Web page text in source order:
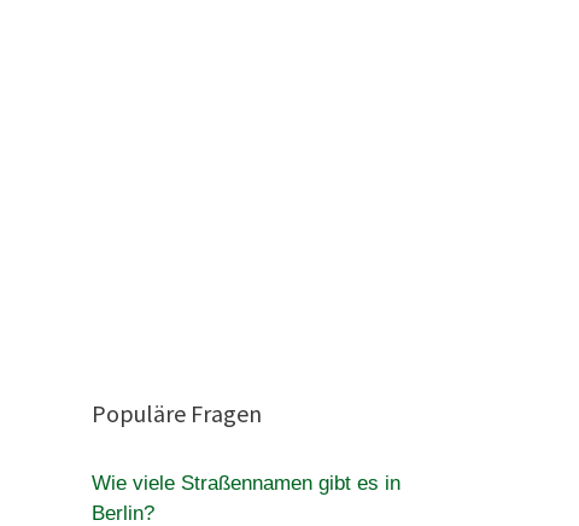
Populäre Fragen
Wie viele Straßennamen gibt es in
Berlin?